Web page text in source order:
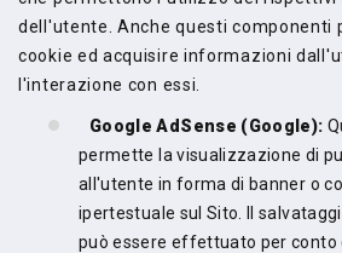
dell'utente. Anche questi componenti
cookie ed acquisire informazioni
l'interazione con essi.
Google AdSense (Google):
permette la visualizzazione di
all'utente in forma di banner o
ipertestuale sul Sito. Il
può essere effettuato per conto